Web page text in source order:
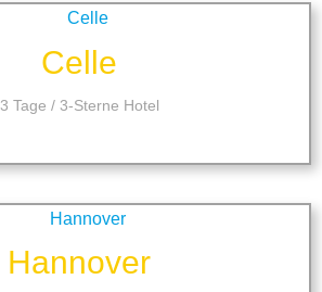
Celle
3 Tage / 3-Sterne Hotel
Hannover